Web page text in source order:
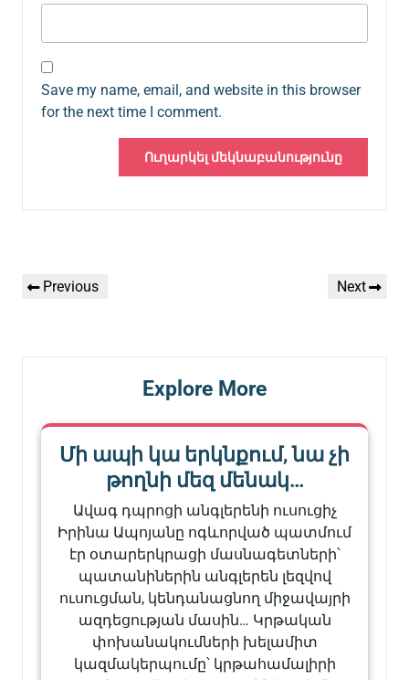
Save my name, email, and website in this browser
for the next time I comment.
նավարկումը
Previous
Previous
Next
Next
Explore More
Մի ապի կա երկնքում, նա չի
թողնի մեզ մենակ…
Ավագ դպրոցի անգլերենի ուսուցիչ
Իրինա Ապոյանը ոգևորված պատմում
էր օտարերկրացի մասնագետների՝
պատանիներին անգլերեն լեզվով
ուսուցման, կենդանացնող միջավայրի
ազդեցության մասին… Կրթական
փոխանակումների խելամիտ
կազմակերպումը՝ կրթահամալիրի